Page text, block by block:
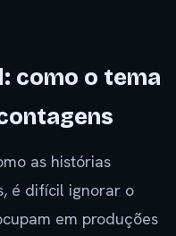
como o tema
as histórias
é difícil ignorar o
em produções